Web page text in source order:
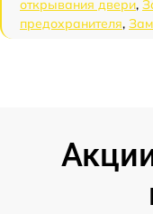
открывания двери,
предохранителя,